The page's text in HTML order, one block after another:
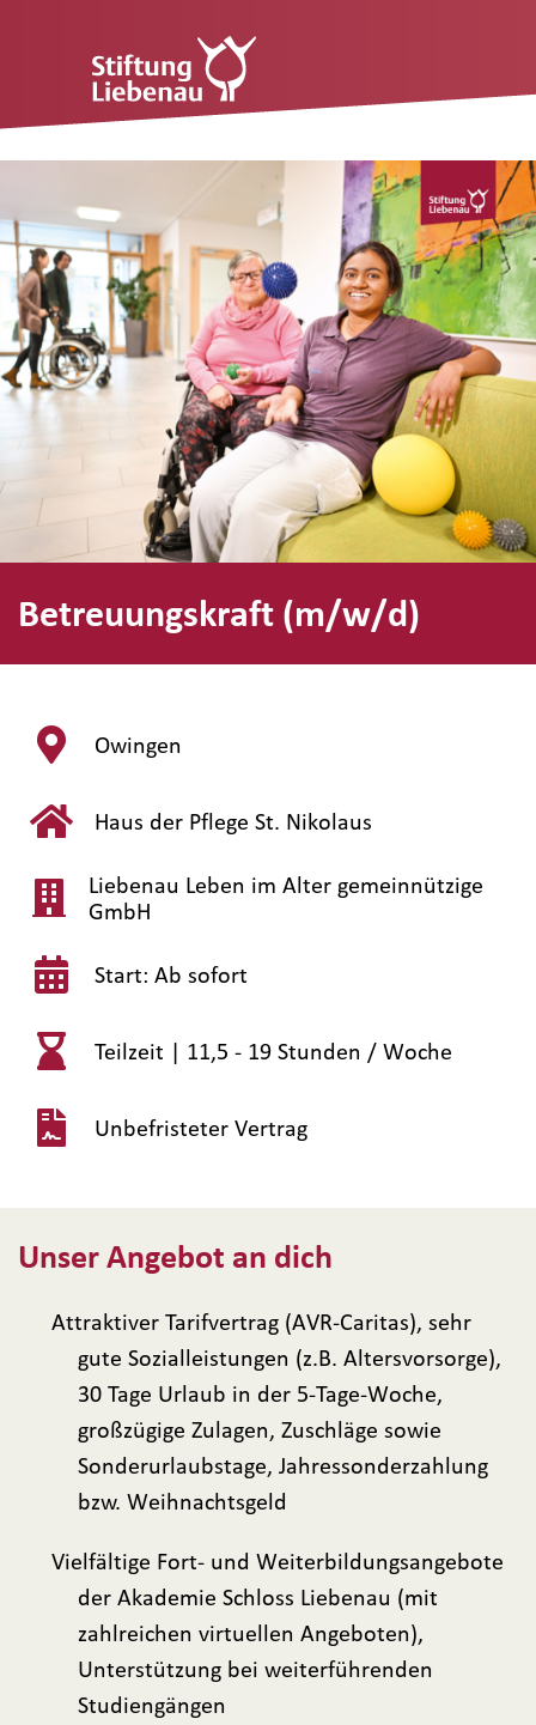
Betreuungskraft (m/w/d)
Owingen
Haus der Pflege St. Nikolaus
Liebenau Leben im Alter gemeinnützige
GmbH
Start: Ab sofort
Teilzeit | 11,5 - 19 Stunden / Woche
Unbefristeter Vertrag
Unser Angebot an dich
Attraktiver Tarifvertrag (AVR-Caritas), sehr
gute Sozialleistungen (z.B. Altersvorsorge),
30 Tage Urlaub in der 5-Tage-Woche,
großzügige Zulagen, Zuschläge sowie
Sonderurlaubstage, Jahressonderzahlung
bzw. Weihnachtsgeld
Vielfältige Fort- und Weiterbildungsangebote
der Akademie Schloss Liebenau (mit
zahlreichen virtuellen Angeboten),
Unterstützung bei weiterführenden
Studiengängen